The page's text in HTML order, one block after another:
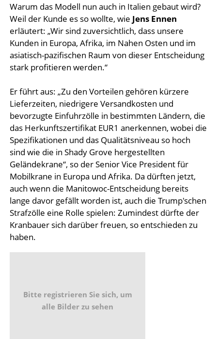
Warum das Modell nun auch in Italien gebaut wird?
Weil der Kunde es so wollte, wie Jens Ennen
erläutert: „Wir sind zuversichtlich, dass unsere
Kunden in Europa, Afrika, im Nahen Osten und im
asiatisch-pazifischen Raum von dieser Entscheidung
stark profitieren werden.“
Er führt aus: „Zu den Vorteilen gehören kürzere
Lieferzeiten, niedrigere Versandkosten und
bevorzugte Einfuhrzölle in bestimmten Ländern, die
das Herkunftszertifikat EUR1 anerkennen, wobei die
Spezifikationen und das Qualitätsniveau so hoch
sind wie die in Shady Grove hergestellten
Geländekrane“, so der Senior Vice President für
Mobilkrane in Europa und Afrika. Da dürften jetzt,
auch wenn die Manitowoc-Entscheidung bereits
lange davor gefällt worden ist, auch die Trump'schen
Strafzölle eine Rolle spielen: Zumindest dürfte der
Kranbauer sich darüber freuen, so entschieden zu
haben.
Bitte registrieren Sie sich, um
alle Bilder zu sehen